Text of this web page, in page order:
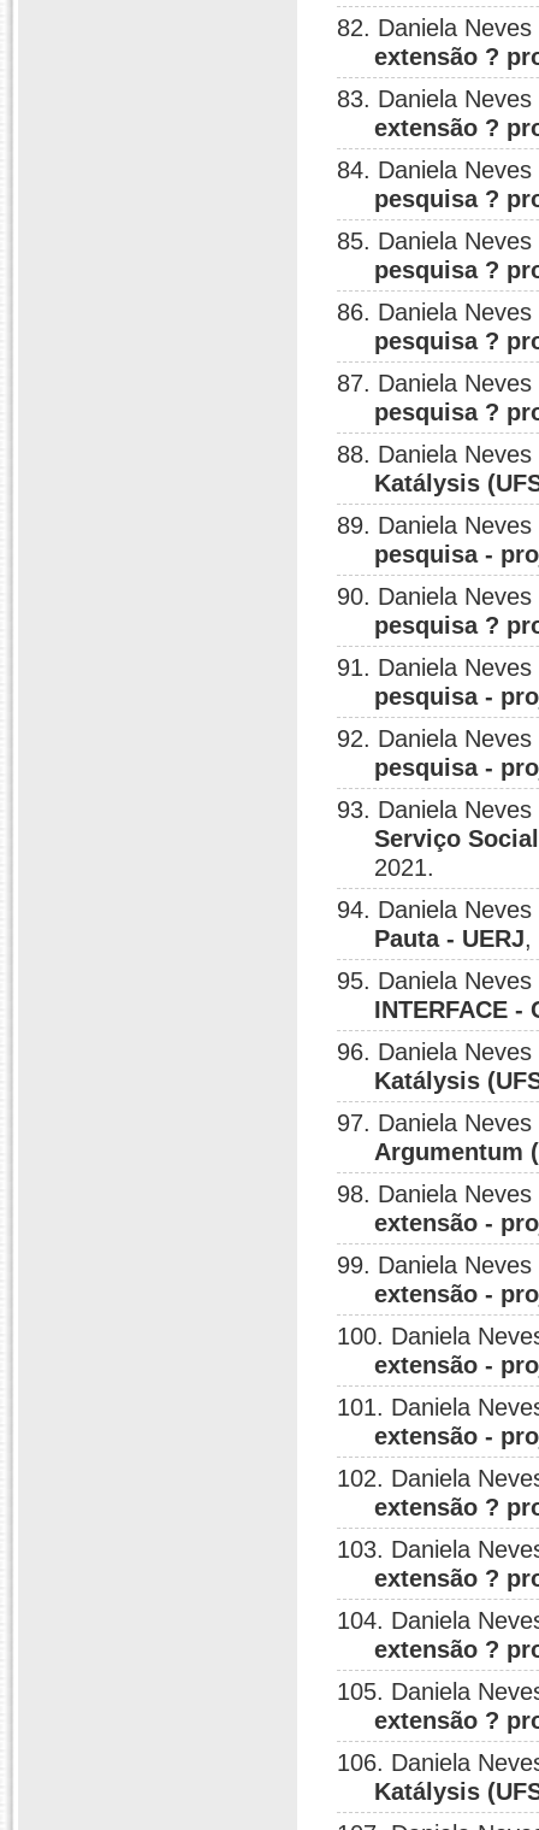
82. Daniela
extensão ?
83. Daniela
extensão ?
84. Daniela
pesquisa ?
85. Daniela
pesquisa ?
86. Daniela
pesquisa ?
87. Daniela
pesquisa ?
88. Daniela
Katálysis
89. Daniela
pesquisa -
90. Daniela
pesquisa ?
91. Daniela
pesquisa -
92. Daniela
pesquisa -
93. Daniela
Serviço
2021.
94. Daniela
Pauta - UERJ,
95. Daniela
INTERFACE -
96. Daniela
Katálysis
97. Daniela
Argumentum
98. Daniela
extensão -
99. Daniela
extensão -
100. Daniela
extensão -
101. Daniela
extensão -
102. Daniela
extensão ?
103. Daniela
extensão ?
104. Daniela
extensão ?
105. Daniela
extensão ?
106. Daniela
Katálysis